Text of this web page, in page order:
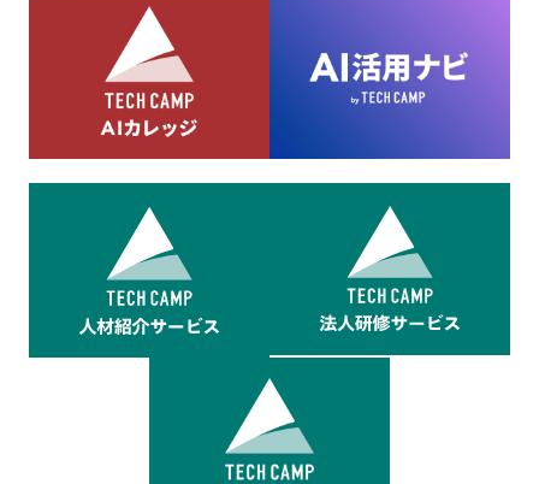
ームからcookieにより収集されたウェブの閲覧機歴及びその分
析結果を取得し、これをお客様の個人データと結びつけた上
で、広告配信等の目的で利用いたします。